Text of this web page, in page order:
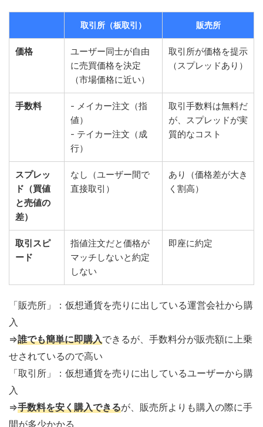
取引所（板取引） 販売所
価格
ユーザー同士が自由
に売買価格を決定
（市場価格に近い）
取引所が価格を提示
（スプレッドあり）
手数料
- メイカー注文（指
値）
- テイカー注文（成
行）
取引手数料は無料だ
が、スプレッドが実
質的なコスト
スプレッ
ド（買値
と売値の
差）
なし（ユーザー間で
直接取引）
あり（価格差が大き
く割高）
取引スピ
ード
指値注文だと価格が
マッチしないと約定
しない
即座に約定
「販売所」：仮想通貨を売りに出している運営会社から購
入
⇒誰でも簡単に即購入できるが、手数料分が販売額に上乗
せされているので高い
「取引所」：仮想通貨を売りに出しているユーザーから購
入
⇒手数料を安く購入できるが、販売所よりも購入の際に手
間が多少かかる